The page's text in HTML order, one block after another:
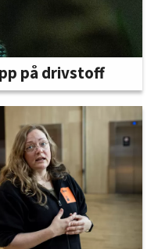
på drivstoff